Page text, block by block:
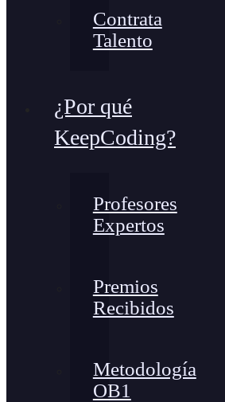
Contrata
Talento
¿Por qué
KeepCoding?
Profesores
Expertos
Premios
Recibidos
Metodología
OB1